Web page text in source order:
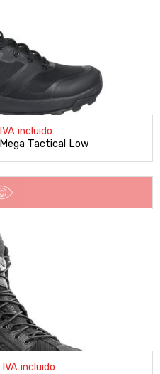
IVA incluido
Tactical Low
IVA incluido